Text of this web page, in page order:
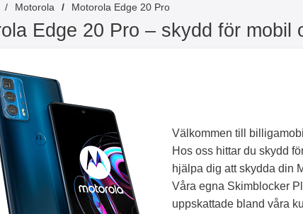
Motorola Motorola Edge 20 Pro
Edge 20 Pro – skydd för mobil
Välkommen till
Hos oss hittar du skydd
hjälpa dig att skydda din
Våra egna Skimblocker
uppskattade bland våra